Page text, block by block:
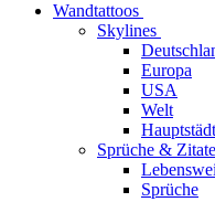
Wandtattoos
Skylines
Europa
USA
Welt
Sprüche & Zitate
Sprüche